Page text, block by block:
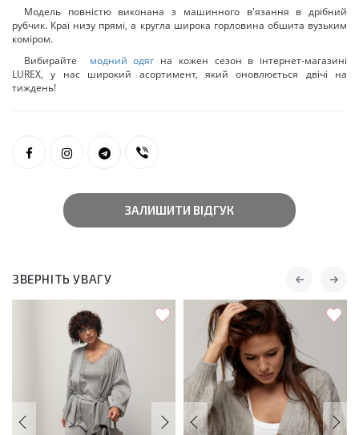
Модель повністю виконана з машинного в'язання в дрібний
рубчик. Краї низу прямі, а кругла широка горловина обшита вузьким
коміром.
Вибирайте модний одяг на кожен сезон в інтернет-магазині
LUREX, у нас широкий асортимент, який оновлюється двічі на
тиждень!
ЗАЛИШИТИ ВІДГУК
ЗВЕРНІТЬ УВАГУ